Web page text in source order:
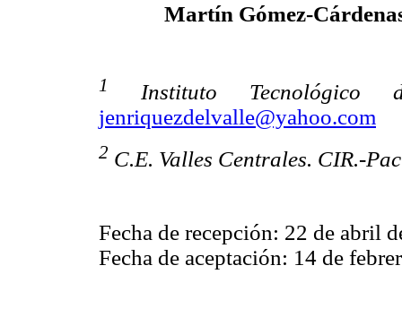
Martín Gómez-
1
Instituto
jenriquezdelvalle@yahoo.com
2 C.E. Valles Centrales. CIR.-
Fecha de recepción: 22 de abril
Fecha de aceptación: 14 de